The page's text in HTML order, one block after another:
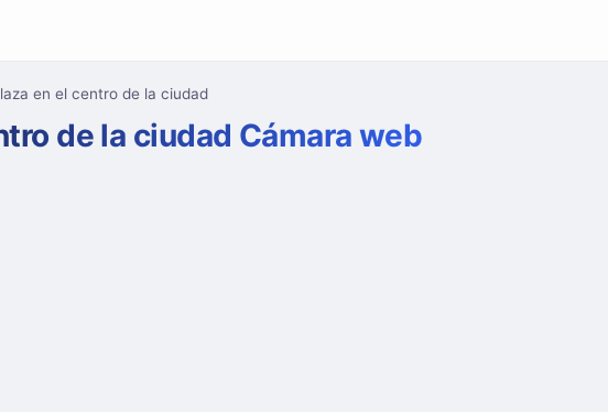
en el centro de la ciudad
de la ciudad Cámara web